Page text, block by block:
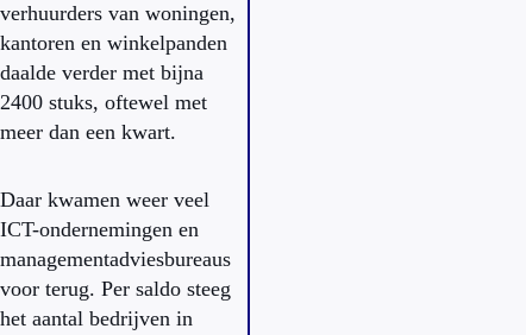
verhuurders van woningen,
kantoren en winkelpanden
daalde verder met bijna
2400 stuks, oftewel met
meer dan een kwart.
Daar kwamen weer veel
ICT-ondernemingen en
managementadviesbureaus
voor terug. Per saldo steeg
het aantal bedrijven in